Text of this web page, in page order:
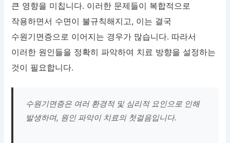
큰 영향을 미칩니다. 이러한 문제들이 복합적으로
작용하면서 수면이 불규칙해지고, 이는 결국
수원기면증으로 이어지는 경우가 많습니다. 따라서
이러한 원인들을 정확히 파악하여 치료 방향을 설정하는
것이 필요합니다.
수원기면증은 여러 환경적 및 심리적 요인으로 인해
발생하며, 원인 파악이 치료의 첫걸음입니다.